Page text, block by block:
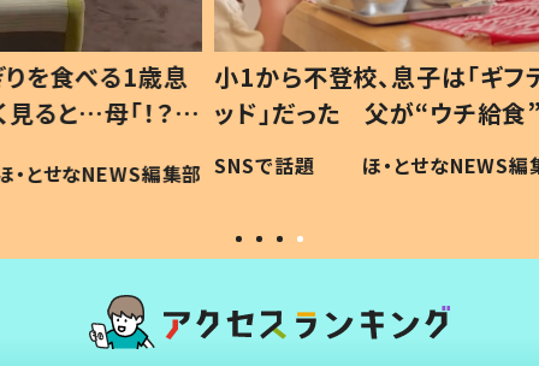
歳息
？」
編集部
小1から不登校、息子は「ギフテ
ッド」だった 父が“ウチ給食”を
作り続ける理由とは #令和の親
#令和の子
SNSで話題 ほ・とせなNEWS編集部
ひ孫
が、抱
「涙
い」